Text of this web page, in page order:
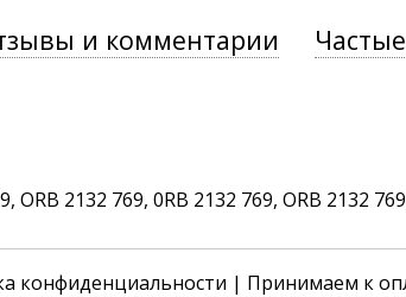
и комментарии
2132 769, 0RB 2132 769, ORB 2132
конфиденциальности | Принимаем к